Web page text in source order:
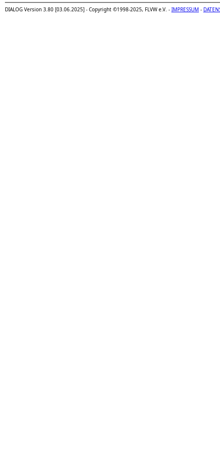
DIALOG Version 3.80 [03.06.2025] - Copyright ©1998-2025, FLVW e.V. - IMPRESSUM -